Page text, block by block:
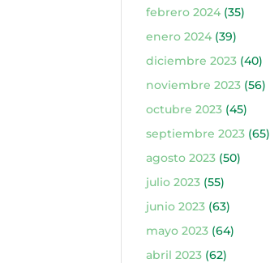
febrero 2024(35)
enero 2024(39)
diciembre 2023(40)
noviembre 2023(56)
octubre 2023(45)
septiembre 2023(65)
agosto 2023(50)
julio 2023(55)
junio 2023(63)
mayo 2023(64)
abril 2023(62)